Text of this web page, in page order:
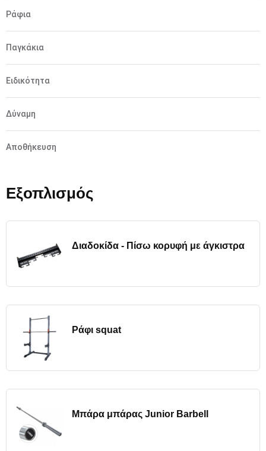
Ράφια
Παγκάκια
Ειδικότητα
Δύναμη
Αποθήκευση
Εξοπλισμός
Διαδοκίδα - Πίσω κορυφή με άγκιστρα
Ράφι squat
Μπάρα μπάρας Junior Barbell